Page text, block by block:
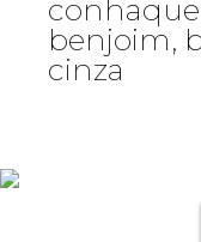
benjoim,
cinza